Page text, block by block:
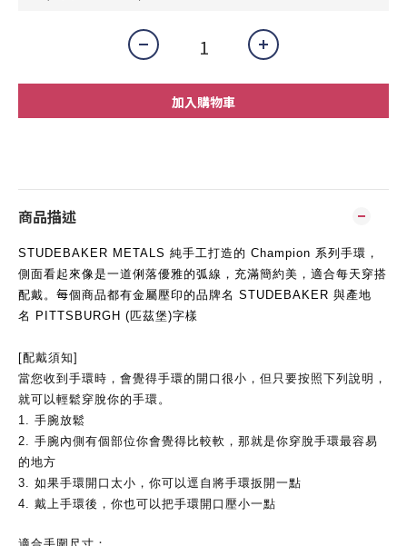
加入購物車
商品描述
STUDEBAKER METALS 純手工打造的 Champion 系列手環，
側面看起來像是一道俐落優雅的弧線，充滿簡約美，適合每天 穿搭
配戴。 每個商品都有金屬壓印的品牌名 STUDEBAKER 與產地
名 PITTSBURGH (匹茲堡)字樣
[配戴須知]
當您收到手環時，會覺得手環的開口很小，但只要按照下列說明，
就可以輕鬆穿脫你的手環。
1. 手腕放鬆
2. 手腕內側有個部位你會覺得比較軟，那就是你穿脫手環最容易
的地方
3. 如果手環開口太小，你可以逕自將手環扳開一點
4. 戴上手環後，你也可以把手環開口壓小一點